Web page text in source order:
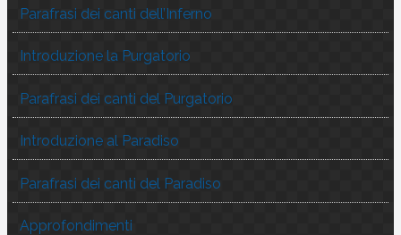
Parafrasi dei canti dell’Inferno
Introduzione la Purgatorio
Parafrasi dei canti del Purgatorio
Introduzione al Paradiso
Parafrasi dei canti del Paradiso
Approfondimenti